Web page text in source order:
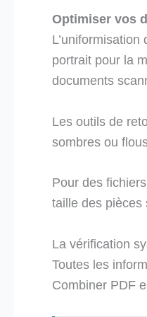
Optimiser vos
L’uniformisation
portrait pour la
documents
Les outils de
sombres ou
Pour des
taille des pièces
La vérification
Toutes les
Combiner PDF